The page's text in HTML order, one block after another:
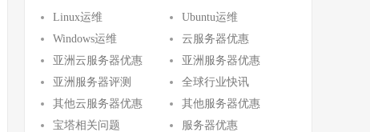
Linux运维
Ubuntu运维
Windows运维
云服务器优惠
亚洲云服务器优惠
亚洲服务器优惠
亚洲服务器评测
全球行业快讯
其他云服务器优惠
其他服务器优惠
宝塔相关问题
服务器优惠